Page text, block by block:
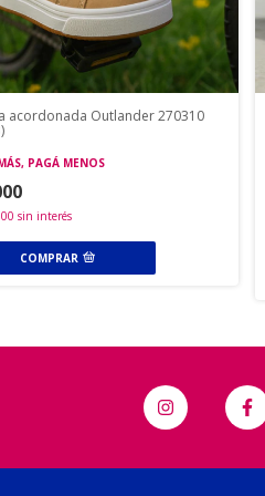
acordonada Outlander 270310
PAGÁ MENOS
sin interés
COMPRAR